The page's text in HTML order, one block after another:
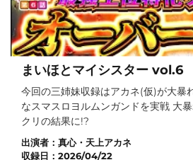
まいほとマイシスター vol.6
今回の三姉妹収録はアカネ(仮)が大暴
なスマスロヨルムンガンドを実戦 大
クリの結果に!?
出演者： 真心・天上アカネ
収録日： 2026/04/22